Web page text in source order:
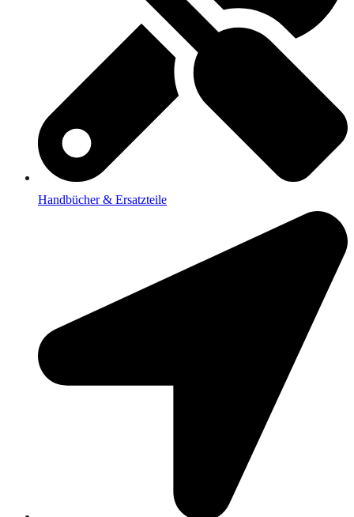
Handbücher & Ersatzteile